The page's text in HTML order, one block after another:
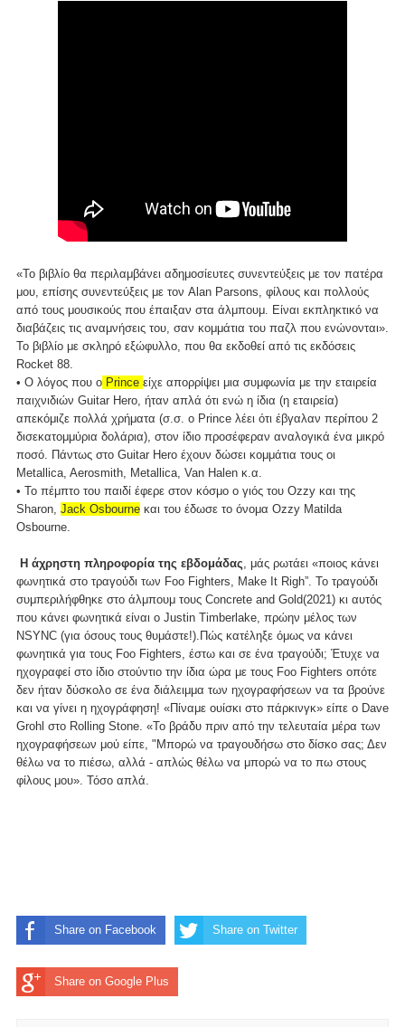
«Το βιβλίο θα περιλαμβάνει αδημοσίευτες συνεντεύξεις με τον πατέρα
μου, επίσης συνεντεύξεις με τον Alan Parsons, φίλους και πολλούς
από τους μουσικούς που έπαιξαν στα άλμπουμ. Είναι εκπληκτικό να
διαβάζεις τις αναμνήσεις του, σαν κομμάτια του παζλ που ενώνονται».
Το βιβλίο με σκληρό εξώφυλλο, που θα εκδοθεί από τις εκδόσεις
Rocket 88.
• Ο λόγος που ο Prince είχε απορρίψει μια συμφωνία με την εταιρεία
παιχνιδιών Guitar Hero, ήταν απλά ότι ενώ η ίδια (η εταιρεία)
απεκόμιζε πολλά χρήματα (σ.σ. ο Prince λέει ότι έβγαλαν περίπου 2
δισεκατομμύρια δολάρια), στον ίδιο προσέφεραν αναλογικά ένα μικρό
ποσό. Πάντως στο Guitar Hero έχουν δώσει κομμάτια τους οι
Metallica, Aerosmith, Metallica, Van Halen κ.α.
• Το πέμπτο του παιδί έφερε στον κόσμο ο γιός του Ozzy και της
Sharon, Jack Osbourne και του έδωσε το όνομα Ozzy Matilda
Osbourne.
Η άχρηστη πληροφορία της εβδομάδας , μάς ρωτάει «ποιος κάνει
φωνητικά στο τραγούδι των Foo Fighters, Make It Righ”. Το τραγούδι
συμπεριλήφθηκε στο άλμπουμ τους Concrete and Gold(2021) κι αυτός
που κάνει φωνητικά είναι ο Justin Timberlake, πρώην μέλος των
NSYNC (για όσους τους θυμάστε!).Πώς κατέληξε όμως να κάνει
φωνητικά για τους Foo Fighters, έστω και σε ένα τραγούδι; Έτυχε να
ηχογραφεί στο ίδιο στούντιο την ίδια ώρα με τους Foo Fighters οπότε
δεν ήταν δύσκολο σε ένα διάλειμμα των ηχογραφήσεων να τα βρούνε
και να γίνει η ηχογράφηση! «Πίναμε ουίσκι στο πάρκινγκ» είπε ο Dave
Grohl στο Rolling Stone. «Το βράδυ πριν από την τελευταία μέρα των
ηχογραφήσεων μού είπε, "Μπορώ να τραγουδήσω στο δίσκο σας; Δεν
θέλω να το πιέσω, αλλά - απλώς θέλω να μπορώ να το πω στους
φίλους μου». Τόσο απλά.
Share on Facebook Share on Twitter
Share on Google Plus